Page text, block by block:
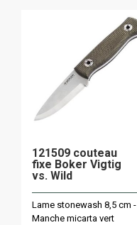
121509 couteau
fixe Boker Vigtig
vs. Wild
Lame stonewash 8,5 cm -
Manche micarta vert